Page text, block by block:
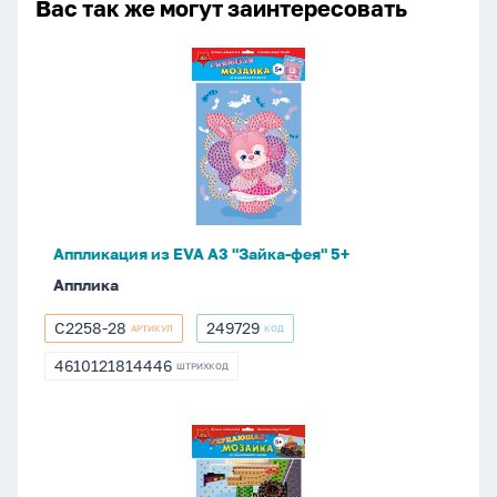
Вас так же могут заинтересовать
Аппликация из EVA А3 "Зайка-фея" 5+
Апплика
С2258-
28
С2258-28 АРТИКУЛ 249729
249729 КОД
4610121814446
4610121814446 ШТРИХКОД